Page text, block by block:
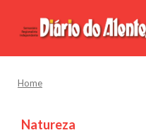
Home
Natureza